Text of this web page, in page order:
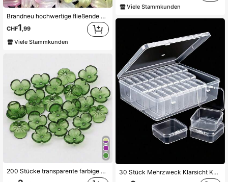
2.7K Follower
Brandneu hochwertige fließende goldene perforierte Irisblume [40 * 40MM], DIY perforierte Schuhdekoration, handgefertigte Haaraccessoires Haarspangen, usw
CHF1,99
Viele Stammkunden
200 Stücke transparente farbige Acrylblumenperlen zum Selber basteln von Armbändern, Halsketten, Schmuckzubehör, Abstandshalter
Viele Stammkunden
30 Stück Mehrzweck Klarsicht Kunststoff Aufbewahrungsboxen, Mini Klarsicht Aufbewahrungsboxen, einschließlich 1 großer Aufbewahrungsbox mit Klappdeckel, rechteckige Klarsicht Bastelmaterialbox, geeignet zum Organisieren von Ohrringen, Ringen, Schmuckzubehör, Bastelarbeiten und kleinen Gegenständen, stapelbare Aufbewahrungsbox